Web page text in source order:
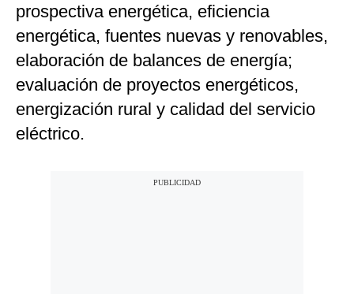
prospectiva energética, eficiencia
energética, fuentes nuevas y renovables,
elaboración de balances de energía;
evaluación de proyectos energéticos,
energización rural y calidad del servicio
eléctrico.